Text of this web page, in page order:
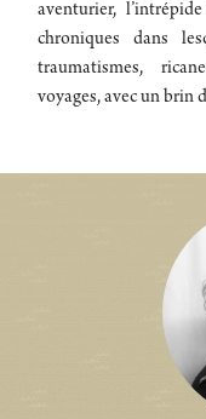
aventurier,
chroniques dans
traumatismes,
voyages, avec un brin